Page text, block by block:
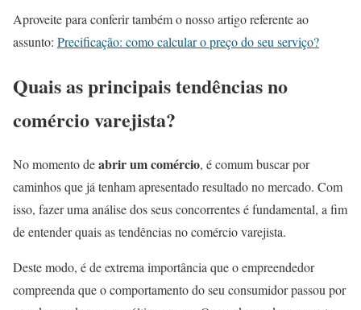
Aproveite para conferir também o nosso artigo referente ao
assunto: Precificação: como calcular o preço do seu serviço?
Quais as principais tendências no
comércio varejista?
No momento deabrir um comércio, é comum buscar por
caminhos que já tenham apresentado resultado no mercado. Com
isso, fazer uma análise dos seus concorrentes é fundamental, a fim
de entender quais as tendências no comércio varejista.
Deste modo, é de extrema importância que o empreendedor
compreenda que o comportamento do seu consumidor passou por